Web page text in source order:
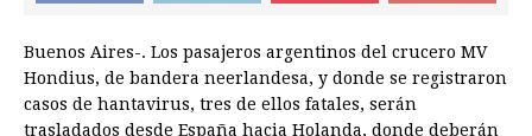
Buenos Aires-. Los pasajeros argentinos del crucero MV
Hondius, de bandera neerlandesa, y donde se registraron
casos de hantavirus, tres de ellos fatales, serán
trasladados desde España hacia Holanda, donde deberán